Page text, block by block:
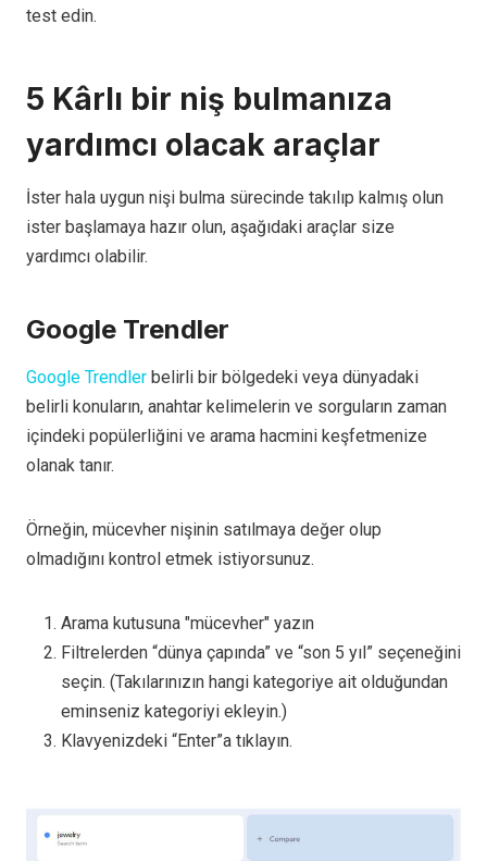
test edin.
5 Kârlı bir niş bulmanıza
yardımcı olacak araçlar
İster hala uygun nişi bulma sürecinde takılıp kalmış olun
ister başlamaya hazır olun, aşağıdaki araçlar size
yardımcı olabilir.
Google Trendler
Google Trendler belirli bir bölgedeki veya dünyadaki
belirli konuların, anahtar kelimelerin ve sorguların zaman
içindeki popülerliğini ve arama hacmini keşfetmenize
olanak tanır.
Örneğin, mücevher nişinin satılmaya değer olup
olmadığını kontrol etmek istiyorsunuz.
Arama kutusuna "mücevher" yazın
Filtrelerden “dünya çapında” ve “son 5 yıl” seçeneğini
seçin. (Takılarınızın hangi kategoriye ait olduğundan
eminseniz kategoriyi ekleyin.)
Klavyenizdeki “Enter”a tıklayın.